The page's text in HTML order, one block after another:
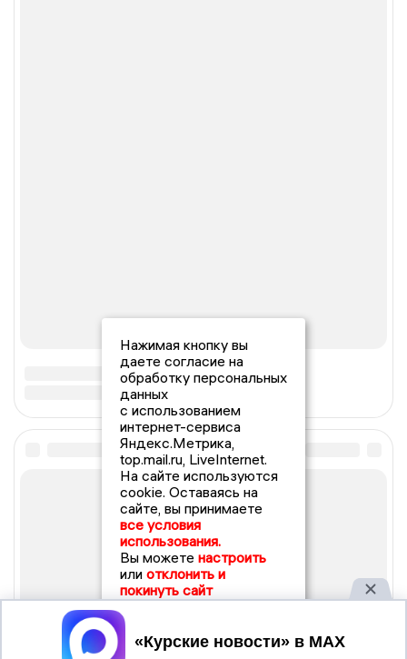
Нажимая кнопку вы
даете согласие на
обработку персональных
данных
с использованием
интернет-сервиса
Яндекс.Метрика,
top.mail.ru, LiveInternet.
На сайте используются
cookie. Оставаясь на
сайте, вы принимаете
все условия
использования.
Вы можете настроить
или отклонить и
покинуть сайт
Принять